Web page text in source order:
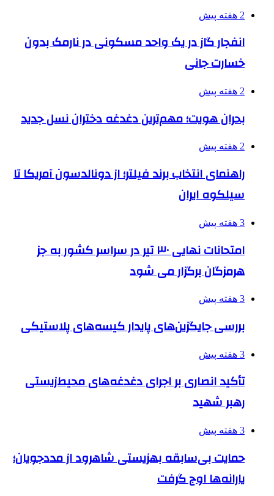
2 هفته پیش
انفجار گاز در یک واحد مسکونی در نارمک بدون
خسارت جانی
2 هفته پیش
بحران هویت؛ مهم‌ترین دغدغه دختران نسل جدید
2 هفته پیش
راهنمای انتخاب برند فیلتر؛ از دونالدسون آمریکا تا
سیلکوه ایران
3 هفته پیش
امتحانات نهایی ۳۰ تیر در سراسر کشور به جز
هرمزگان برگزار می شود
3 هفته پیش
بررسی جایگزین‌های پایدار کیسه‌های پلاستیکی
3 هفته پیش
تأکید انصاری بر اجرای دغدغه‌های محیط‌زیستی
رهبر شهید
3 هفته پیش
حمایت بی‌سابقه بهزیستی شاهرود از مددجویان؛
یارانه‌ها اوج گرفت